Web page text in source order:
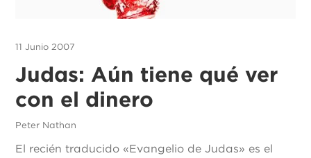
11 Junio 2007
Judas: Aún tiene qué ver
con el dinero
Peter Nathan
El recién traducido «Evangelio de Judas» es el